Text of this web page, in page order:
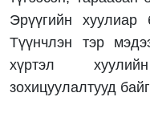
Эрүүгийн хуулиар
Түүнчлэн тэр
хүртэл
зохицуулалтууд